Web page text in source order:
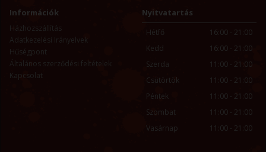
Információk
Házhozszállítás
Adatkezelési Irányelvek
Hűségpont
Általános szerződési feltételek
Kapcsolat
Nyitvatartás
Hétfő
Kedd
Szerda
Csütörtök
Péntek
Szombat
Vasárnap
16:00 - 21:00
16:00 - 21:00
11:00 - 21:00
11:00 - 21:00
11:00 - 21:00
11:00 - 21:00
11:00 - 21:00